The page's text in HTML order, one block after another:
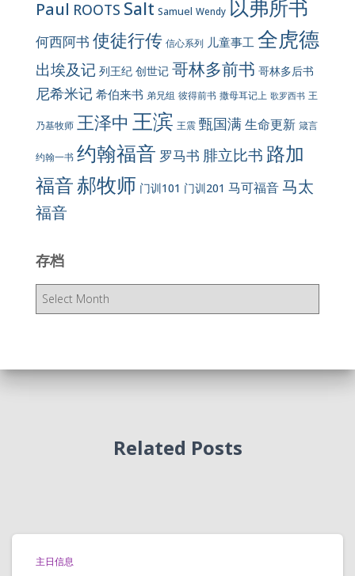
Paul ROOTS Salt Samuel Wendy 以弗所书
何西阿书 使徒行传 信心系列 儿童事工 全虎德
出埃及记 列王纪 创世记 哥林多前书 哥林多后书
尼希米记 希伯来书 弟兄组 彼得前书 撒母耳记上 歌罗西书 王
乃基牧师 王泽中 王滨 王震 甄国满生命更新 箴言
约翰一书 约翰福音 罗马书 腓立比书 路加
福音郝牧师 门训101 门训201 马可福音马太
福音
存档
存
Related Posts
主日信息